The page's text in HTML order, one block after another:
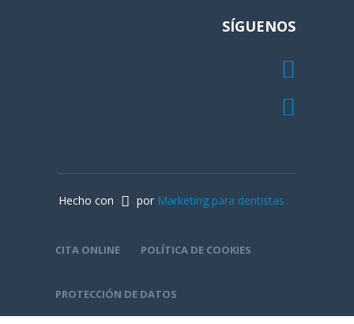
SÍGUENOS
Hecho con por Marketing para dentistas
CITA ONLINE POLÍTICA DE COOKIES
PROTECCIÓN DE DATOS